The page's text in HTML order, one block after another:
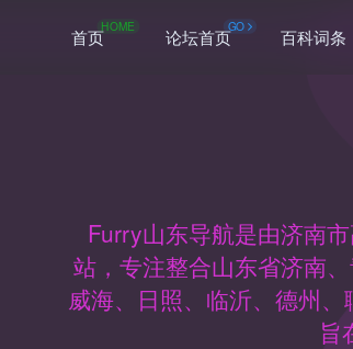
首页HOME 论坛首页GO 百科词条
Furry山东导航是由济南
站，专注整合山东省济南
威海、日照、临沂、德州
旨